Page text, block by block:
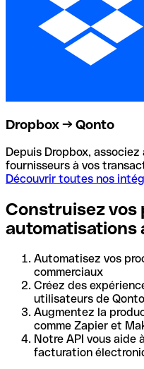
Dropbox → Qonto
Depuis Dropbox,
fournisseurs à vos
Découvrir toutes nos
Construisez vos
automatisations
Automatisez vos
commerciaux
Créez des
utilisateurs de Qonto
Augmentez la
comme Zapier et
Notre API vous aide
facturation